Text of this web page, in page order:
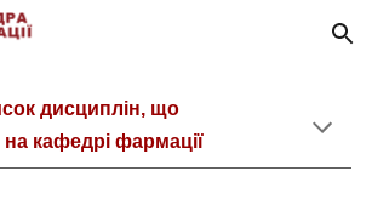
Skip to navigation
дисциплін, що
кафедрі фармації